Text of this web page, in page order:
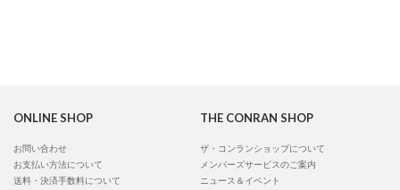
ONLINE SHOP
お問い合わせ
お支払い方法について
送料・決済手数料について
THE CONRAN SHOP
ザ・コンランショップについて
メンバーズサービスのご案内
ニュース＆イベント